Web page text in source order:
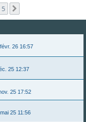
h
5
26 16:57
25 12:37
25 17:52
25 11:56